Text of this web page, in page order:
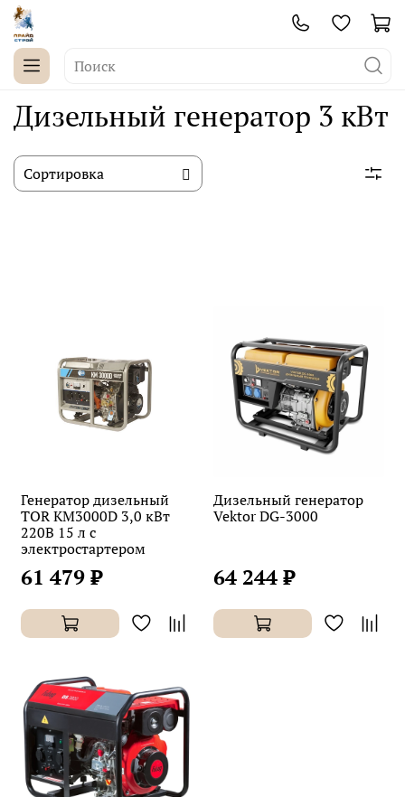
Дизельный генератор 3 кВт
Генератор дизельный
TOR KM3000D 3,0 кВт
220В 15 л с
электростартером
61 479 ₽
Дизельный генератор
Vektor DG-3000
64 244 ₽